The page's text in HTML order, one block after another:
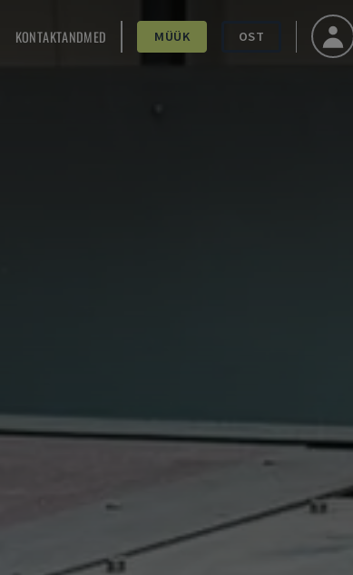
KONTAKTANDMED MÜÜK OST